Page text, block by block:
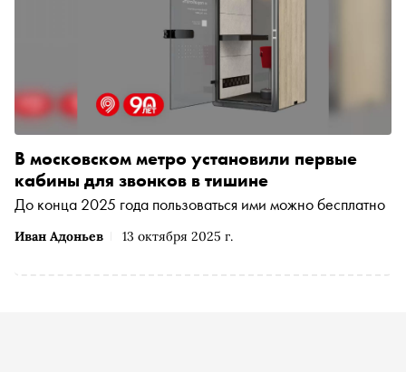
Иван Адоньев 13 октября 2025 г.
В московском метро установили первые
кабины для звонков в тишине
До конца 2025 года пользоваться ими можно бесплатно